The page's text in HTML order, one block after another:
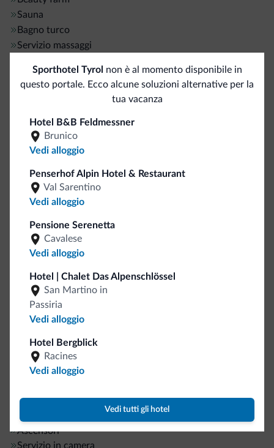
Sauna
Bagno turco
Servizio massaggi
Animali
Taglia piccola
Taglia media
Trasporti
Navetta aeroportuale
Piste da sci/impianti
Deposito sci
Dolomiti Superski <500 m
Sport e attività
Percorsi trekking
Ascensori
Servizio in camera
Sporthotel Tyrol non è al momento disponibile in
questo portale. Ecco alcune soluzioni alternative per la
tua vacanza
Hotel B&B Feldmessner
Brunico
Vedi alloggio
Penserhof Alpin Hotel & Restaurant
Val Sarentino
Vedi alloggio
Pensione Serenetta
Cavalese
Vedi alloggio
Hotel | Chalet Das Alpenschlössel
San Martino in
Passiria
Vedi alloggio
Hotel Bergblick
Racines
Vedi alloggio
Vedi tutti gli hotel